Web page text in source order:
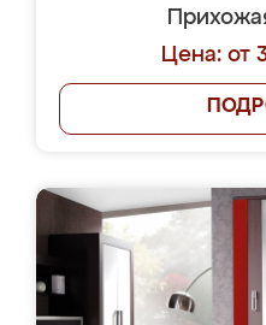
Цена: от